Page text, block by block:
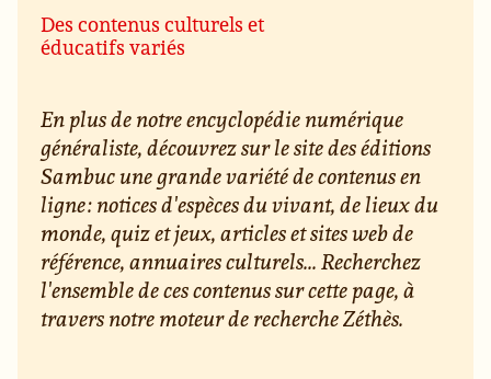
Des contenus culturels et
éducatifs variés
En plus de notre encyclopédie numérique
généraliste, découvrez sur le site des éditions
Sambuc une grande variété de contenus en
ligne : notices d'espèces du vivant, de lieux du
monde, quiz et jeux, articles et sites web de
référence, annuaires culturels... Recherchez
l'ensemble de ces contenus sur cette page, à
travers notre moteur de recherche Zéthès.